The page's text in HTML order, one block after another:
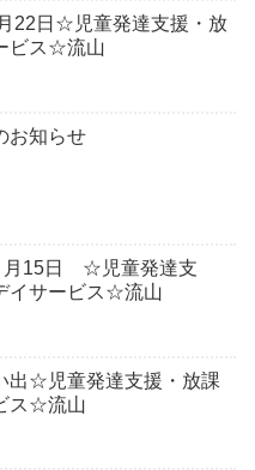
22日☆児童発達支援・放
ビス☆流山
お知らせ
月15日 ☆児童発達支
イサービス☆流山
出☆児童発達支援・放課
ス☆流山